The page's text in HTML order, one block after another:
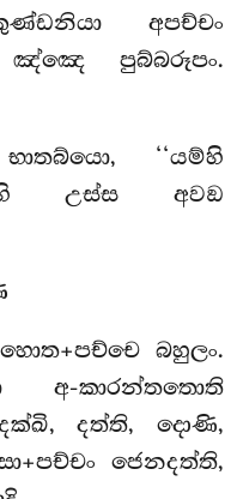
අපච්චං
පුබ්බරූපං.
‘‘යම්හි
උස්ස අවඞ
බහුලං.
අ-කාරන්තතොති
දක්ඛි, දත්ති, දොණි,
ජෙනදත්ති,